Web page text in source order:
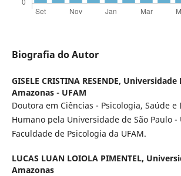
Biografia do Autor
GISELE CRISTINA RESENDE, Universidade
Amazonas - UFAM
Doutora em Ciências - Psicologia, Saúde
Humano pela Universidade de São Paulo -
Faculdade de Psicologia da UFAM.
LUCAS LUAN LOIOLA PIMENTEL,
Amazonas